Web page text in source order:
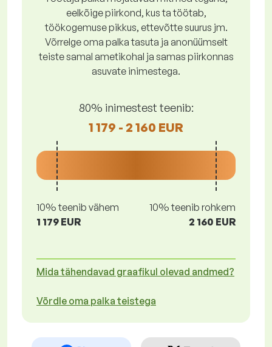
eelkõige piirkond, kus ta töötab,
töökogemuse pikkus, ettevõtte suurus jm.
Võrrelge oma palka tasuta ja anonüümselt
teiste samal ametikohal ja samas piirkonnas
asuvate inimestega.
80% inimestest teenib:
1 179 - 2 160 EUR
10% teenib vähem
1 179 EUR
10% teenib rohkem
2 160 EUR
Mida tähendavad graafikul olevad andmed?
Võrdle oma palka teistega